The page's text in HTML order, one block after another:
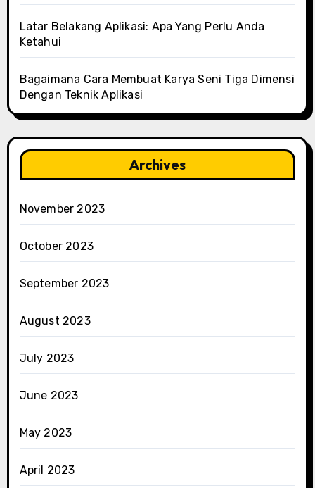
Latar Belakang Aplikasi: Apa Yang Perlu Anda
Ketahui
Bagaimana Cara Membuat Karya Seni Tiga Dimensi
Dengan Teknik Aplikasi
Archives
November 2023
October 2023
September 2023
August 2023
July 2023
June 2023
May 2023
April 2023